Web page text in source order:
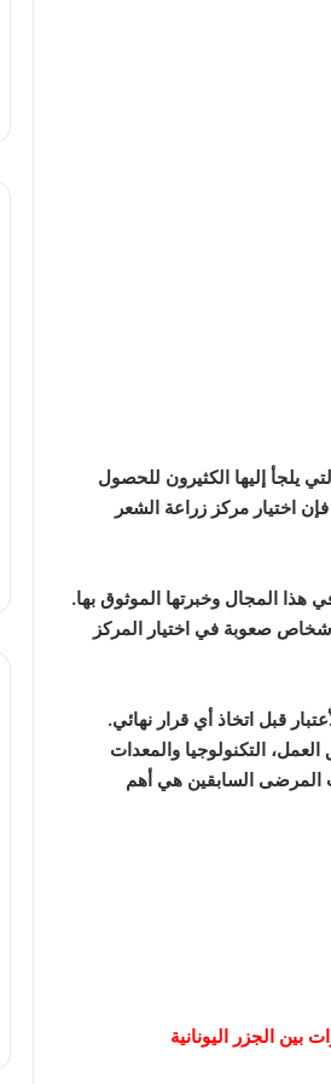
يلجأ إليها الكثيرون للحصول
اختيار مركز زراعة الشعر
المجال وخبرتها الموثوق بها.
صعوبة في اختيار المركز
قبل اتخاذ أي قرار نهائي.
التكنولوجيا والمعدات
المرضى السابقين هي أهم